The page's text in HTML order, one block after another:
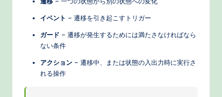
イベント – 遷移を引き起こすトリガー
ガード – 遷移が発生するためには満たさなければなら
ない条件
アクション – 遷移中、または状態の入出力時に実行さ
れる操作